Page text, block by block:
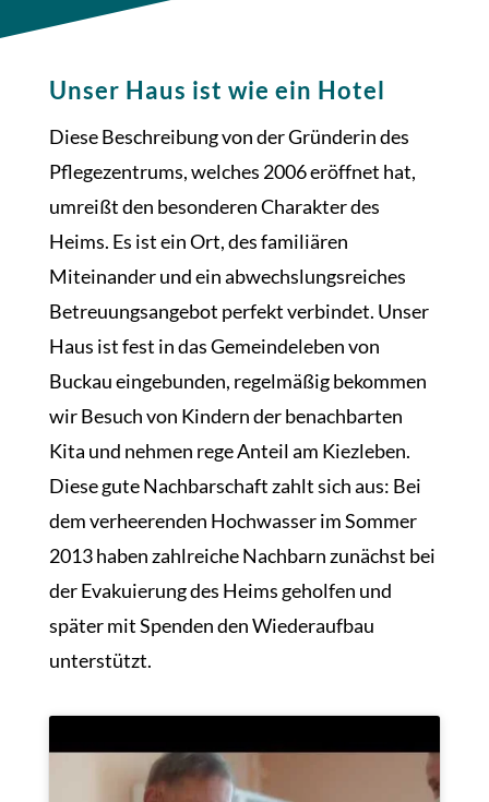
Unser Haus ist wie ein Hotel
Diese Beschreibung von der Gründerin des
Pflegezentrums, welches 2006 eröffnet hat,
umreißt den besonderen Charakter des
Heims. Es ist ein Ort, des familiären
Miteinander und ein abwechslungsreiches
Betreuungsangebot perfekt verbindet. Unser
Haus ist fest in das Gemeindeleben von
Buckau eingebunden, regelmäßig bekommen
wir Besuch von Kindern der benachbarten
Kita und nehmen rege Anteil am Kiezleben.
Diese gute Nachbarschaft zahlt sich aus: Bei
dem verheerenden Hochwasser im Sommer
2013 haben zahlreiche Nachbarn zunächst bei
der Evakuierung des Heims geholfen und
später mit Spenden den Wiederaufbau
unterstützt.